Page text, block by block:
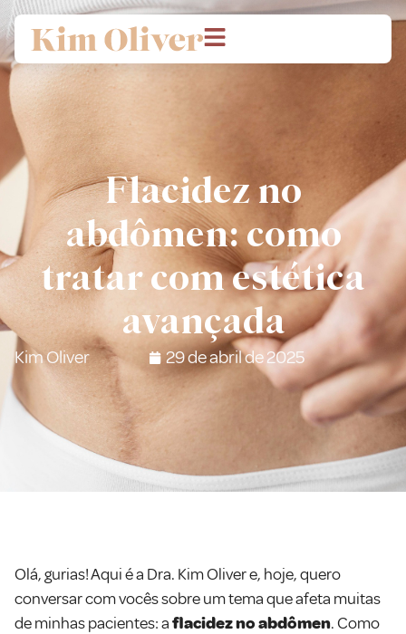
Flacidez no
abdômen: como
tratar com estética
avançada
Kim Oliver 29 de abril de 2025
Olá, gurias! Aqui é a Dra. Kim Oliver e, hoje, quero
conversar com vocês sobre um tema que afeta muitas
de minhas pacientes: aflacidez no abdômen. Como